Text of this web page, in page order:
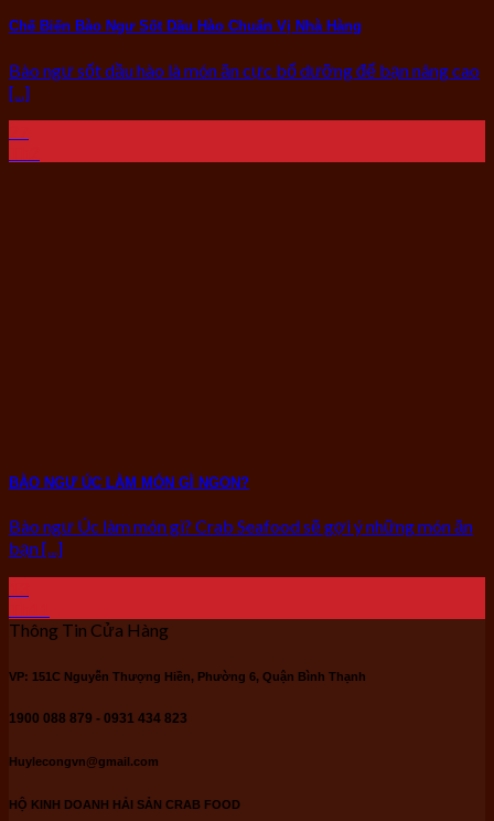
Chế Biến Bào Ngư Sốt Dầu Hào Chuẩn Vị Nhà Hàng
Bào ngư sốt dầu hào là món ăn cực bổ dưỡng để bạn nâng cao
[...]
BÀO NGƯ ÚC LÀM MÓN GÌ NGON?
Bào ngư Úc làm món gì? Crab Seafood sẽ gợi ý những món ăn
bạn [...]
Thông Tin Cửa Hàng
VP: 151C Nguyễn Thượng Hiền, Phường 6, Quận Bình Thạnh
1900 088 879 - 0931 434 823
Huylecongvn@gmail.com
HỘ KINH DOANH HẢI SẢN CRAB FOOD